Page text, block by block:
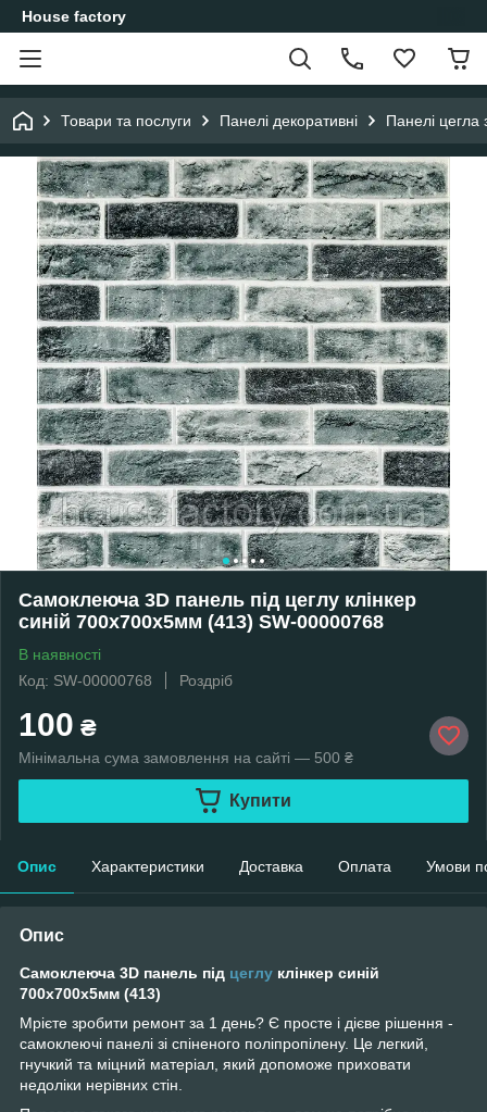
House factory
Товари та послуги Панелі декоративні Панелі цегла
Самоклеюча 3D панель під цеглу клінкер
синій 700x700x5мм (413) SW-00000768
В наявності
Код: SW-00000768
Роздріб
100 ₴
Мінімальна сума замовлення на сайті — 500 ₴
Купити
Опис Характеристики Доставка Оплата Умови
Опис
Самоклеюча 3D панель під цеглу клінкер синій
700x700x5мм (413)
Мрієте зробити ремонт за 1 день? Є просте і дієве рішення -
самоклеючі панелі зі спіненого поліпропілену. Це легкий,
гнучкий та міцний матеріал, який допоможе приховати
недоліки нерівних стін.